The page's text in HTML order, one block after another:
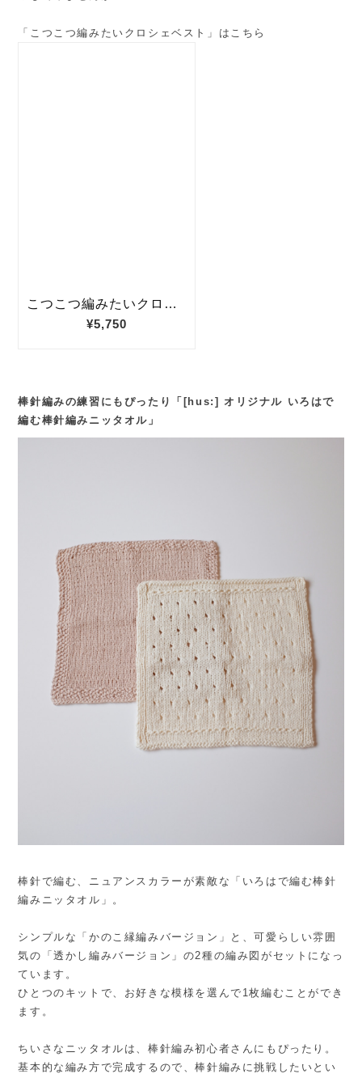
「こつこつ編みたいクロシェベスト」はこちら
棒針編みの練習にもぴったり「[hus:] オリジナル いろはで
編む棒針編みニッタオル」
棒針で編む、ニュアンスカラーが素敵な「いろはで編む棒針
編みニッタオル」。
シンプルな「かのこ縁編みバージョン」と、可愛らしい雰囲
気の「透かし編みバージョン」の2種の編み図がセットになっ
ています。
ひとつのキットで、お好きな模様を選んで1枚編むことができ
ます。
ちいさなニッタオルは、棒針編み初心者さんにもぴったり。
基本的な編み方で完成するので、棒針編みに挑戦したいとい